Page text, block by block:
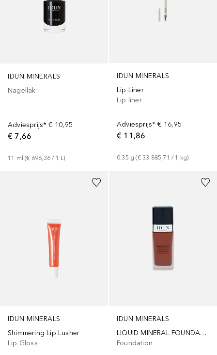
IDUN MINERALS
Nagellak
Adviesprijs* € 10,95
€ 7,66
11 ml (€ 696,36 / 1 L)
IDUN MINERALS
Lip Liner
Lip liner
Adviesprijs* € 16,95
€ 11,86
0.35 g (€ 33.885,71 / 1 kg)
IDUN MINERALS
Shimmering Lip Lusher
Lip Gloss
+5
IDUN MINERALS
LIQUID MINERAL FOUNDATION NORSSKEN
Foundation